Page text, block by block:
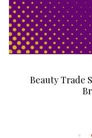
Beauty Trade